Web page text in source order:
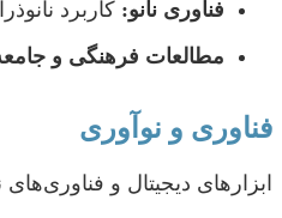
فناوری نانو: کاربرد
مطالعات فرهنگی و
فناوری و نوآوری
ابزارهای دیجیتال و